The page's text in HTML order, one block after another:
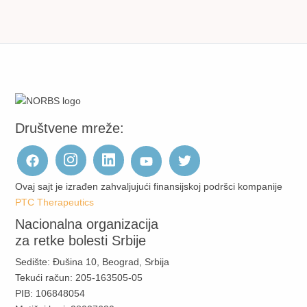
Društvene mreže:
Ovaj sajt je izrađen zahvaljujući finansijskoj podršci kompanije
PTC Therapeutics
Nacionalna organizacija
za retke bolesti Srbije
Sedište: Đušina 10, Beograd, Srbija
Tekući račun: 205-163505-05
PIB: 106848054